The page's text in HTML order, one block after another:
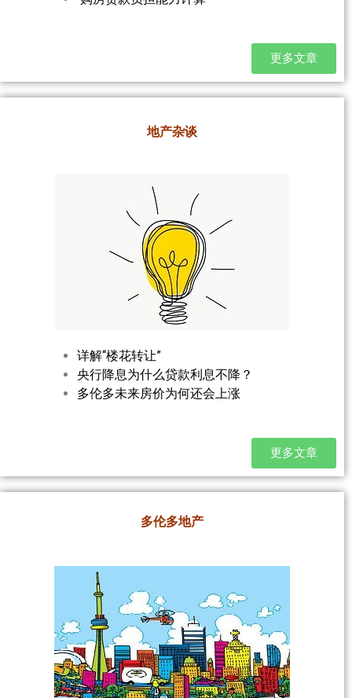
更多文章
地产杂谈
详解“楼花转让”
央行降息为什么贷款利息不降？
多伦多未来房价为何还会上涨
更多文章
多伦多地产